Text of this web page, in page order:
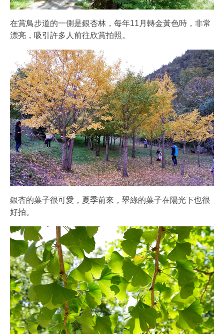
在賞鳥步道的一側是銀杏林，每年11月轉金黃色時，非常
漂亮，吸引許多人前往欣賞拍照。
銀杏的葉子很可愛，夏季前來，翠綠的葉子在陽光下也很
好拍。